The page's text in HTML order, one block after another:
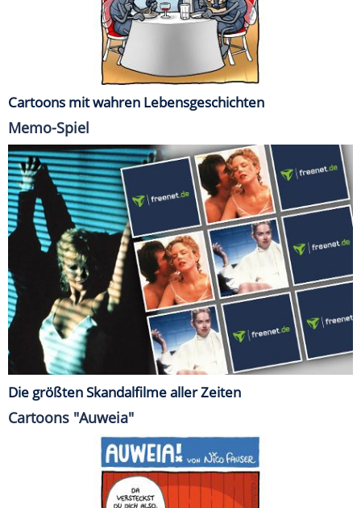
Cartoons mit wahren Lebensgeschichten
Memo-Spiel
Die größten Skandalfilme aller Zeiten
Cartoons "Auweia"